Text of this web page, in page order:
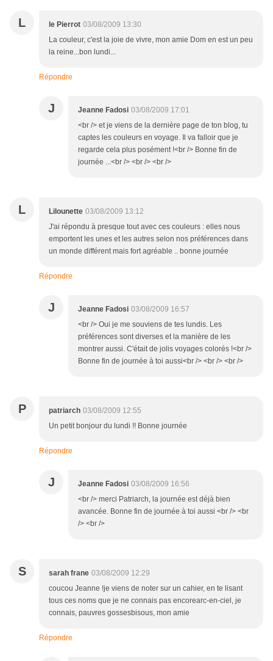
L le Pierrot 03/08/2009 13:30
La couleur, c'est la joie de vivre, mon amie Dom en est un peu
la reine...bon lundi...
Répondre
J Jeanne Fadosi 03/08/2009 17:01
<br /> et je viens de la dernière page de ton blog, tu
captes les couleurs en voyage. Il va falloir que je
regarde cela plus posément !<br /> Bonne fin de
journée ...<br /> <br /> <br />
L Lilounette 03/08/2009 13:12
J'ai répondu à presque tout avec ces couleurs : elles nous
emportent les unes et les autres selon nos préférences dans
un monde différent mais fort agréable .. bonne journée
Répondre
J Jeanne Fadosi 03/08/2009 16:57
<br /> Oui je me souviens de tes lundis. Les
préférences sont diverses et la manière de les
montrer aussi. C'était de jolis voyages colorés !<br />
Bonne fin de journée à toi aussi<br /> <br /> <br />
P patriarch 03/08/2009 12:55
Un petit bonjour du lundi !! Bonne journée
Répondre
J Jeanne Fadosi 03/08/2009 16:56
<br /> merci Patriarch, la journée est déjà bien
avancée. Bonne fin de journée à toi aussi <br /> <br
/> <br />
S sarah frane 03/08/2009 12:29
coucou Jeanne !je viens de noter sur un cahier, en te lisant
tous ces noms que je ne connais pas encorearc-en-ciel, je
connais, pauvres gossesbisous, mon amie
Répondre